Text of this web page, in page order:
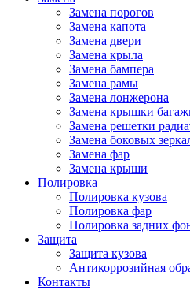
Замена порогов
Замена капота
Замена двери
Замена крыла
Замена бампера
Замена рамы
Замена лонжерона
Замена крышки
Замена решетки
Замена боковых
Замена фар
Замена крыши
Полировка
Полировка кузова
Полировка фар
Полировка задних
Защита
Защита кузова
Антикоррозийная
Контакты